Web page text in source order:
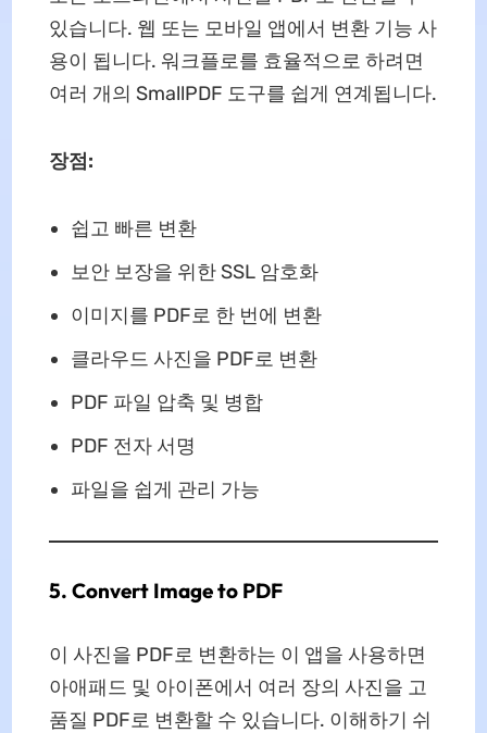
있습니다. 웹 또는 모바일 앱에서 변환 기능 사
용이 됩니다. 워크플로를 효율적으로 하려면
여러 개의 SmallPDF 도구를 쉽게 연계됩니다.
장점:
쉽고 빠른 변환
보안 보장을 위한 SSL 암호화
이미지를 PDF로 한 번에 변환
클라우드 사진을 PDF로 변환
PDF 파일 압축 및 병합
PDF 전자 서명
파일을 쉽게 관리 가능
5. Convert Image to PDF
이 사진을 PDF로 변환하는 이 앱을 사용하면
아애패드 및 아이폰에서 여러 장의 사진을 고
품질 PDF로 변환할 수 있습니다. 이해하기 쉬